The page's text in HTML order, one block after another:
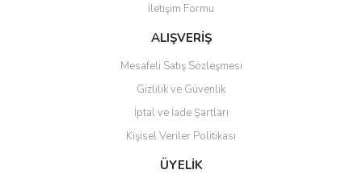
Ürün bilgilerinde hatalar bulunuyor.
Ürün fiyatı diğer sitelerden daha pahalı.
Gönder
İletişim Formu
ALIŞVERİŞ
Mesafeli Satış Sözleşmesi
Gizlilik ve Güvenlik
İptal ve İade Şartları
Kişisel Veriler Politikası
ÜYELİK